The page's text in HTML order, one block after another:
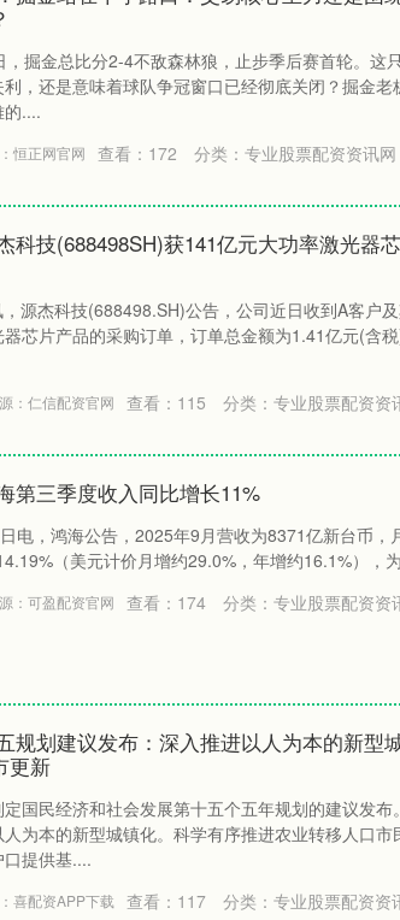
，掘金总比分2-4不敌森林狼，止步季后赛首轮。这
，还是意味着球队争冠窗口已经彻底关闭？掘金老
....
恒正网官网 查看： 172 分类： 专业股票配资资讯网
科技(688498SH)获141亿元大功率激光器
源杰科技(688498.SH)公告，公司近日收到A客户
芯片产品的采购订单，订单总金额为1.41亿元(含
：仁信配资官网 查看： 115 分类： 专业股票配资资
第三季度收入同比增长11%
电，鸿海公告，2025年9月营收为8371亿新台币，
（美元计价月增约29.0%，年增约16.1%），
：可盈配资官网 查看： 174 分类： 专业股票配资资
规划建议发布：深入推进以人为本的新型
更新
国民经济和社会发展第十五个五年规划的建议发布
为本的新型城镇化。科学有序推进农业转移人口市
提供基....
喜配资APP下载 查看： 117 分类： 专业股票配资资